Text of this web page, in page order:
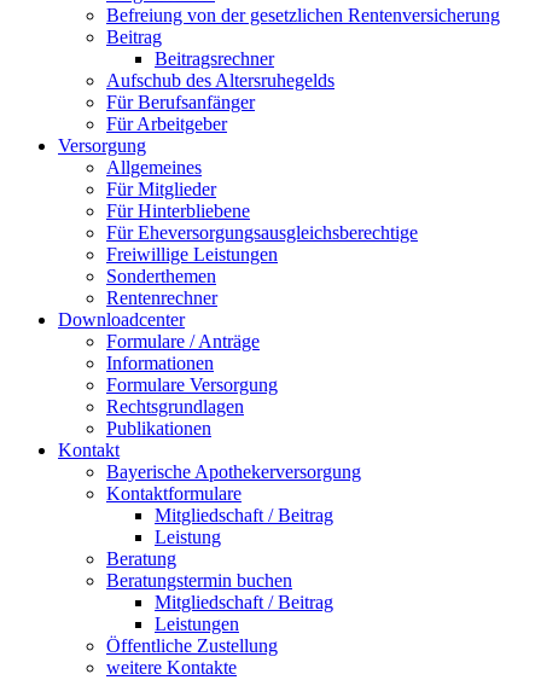
Befreiung von der gesetzlichen Rentenversicherung
Beitrag
Beitragsrechner
Aufschub des Altersruhegelds
Für Berufsanfänger
Für Arbeitgeber
Versorgung
Allgemeines
Für Mitglieder
Für Hinterbliebene
Für Eheversorgungsausgleichsberechtige
Freiwillige Leistungen
Sonderthemen
Rentenrechner
Downloadcenter
Formulare / Anträge
Informationen
Formulare Versorgung
Rechtsgrundlagen
Publikationen
Kontakt
Bayerische Apothekerversorgung
Kontaktformulare
Mitgliedschaft / Beitrag
Leistung
Beratung
Beratungstermin buchen
Mitgliedschaft / Beitrag
Leistungen
Öffentliche Zustellung
weitere Kontakte